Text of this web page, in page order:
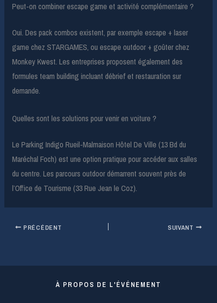
Peut-on combiner escape game et activité complémentaire ?
Oui. Des pack combos existent, par exemple escape + laser
game chez STARGAMES, ou escape outdoor + goûter chez
Monkey Kwest. Les entreprises proposent également des
formules team building incluant débrief et restauration sur
demande.
Quelles sont les solutions pour venir en voiture ?
Le Parking Indigo Rueil-Malmaison Hôtel De Ville (13 Bd du
Maréchal Foch) est une option pratique pour accéder aux salles
du centre. Les parcours outdoor démarrent souvent près de
l’Office de Tourisme (33 Rue Jean le Coz).
PRÉCÉDENT SUIVANT
À PROPOS DE L'ÉVÉNEMENT